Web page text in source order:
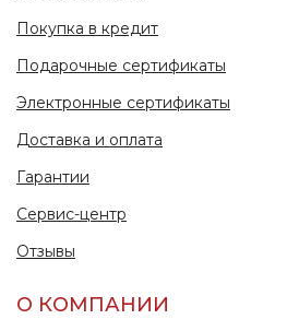
Покупка в кредит
Подарочные сертификаты
Электронные сертификаты
Доставка и оплата
Гарантии
Сервис-центр
Отзывы
О КОМПАНИИ